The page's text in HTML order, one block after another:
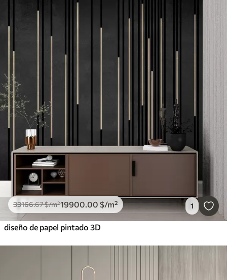
33166.67$/m²19900.00 $/m² 1
diseño de papel pintado 3D